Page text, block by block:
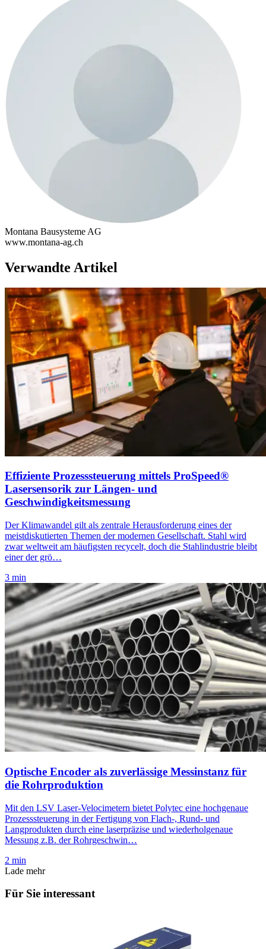
Montana Bausysteme AG
www.montana-ag.ch
Verwandte Artikel
Effiziente Prozesssteuerung mittels ProSpeed®
Lasersensorik zur Längen- und
Geschwindigkeitsmessung
Der Klimawandel gilt als zentrale Herausforderung eines der
meistdiskutierten Themen der modernen Gesellschaft. Stahl wird
zwar weltweit am häufigsten recycelt, doch die Stahlindustrie bleibt
einer der grö…
3 min
Optische Encoder als zuverlässige Messinstanz für
die Rohrproduktion
Mit den LSV Laser-Velocimetern bietet Polytec eine hochgenaue
Prozesssteuerung in der Fertigung von Flach-, Rund- und
Langprodukten durch eine laserpräzise und wiederholgenaue
Messung z.B. der Rohrgeschwin…
2 min
Lade mehr
Für Sie interessant